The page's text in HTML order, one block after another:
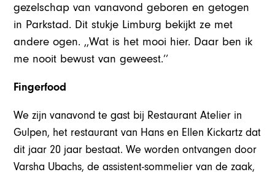
gezelschap van vanavond geboren en getogen
in Parkstad. Dit stukje Limburg bekijkt ze met
andere ogen. ,,Wat is het mooi hier. Daar ben ik
me nooit bewust van geweest.’’
Fingerfood
We zijn vanavond te gast bij Restaurant Atelier in
Gulpen, het restaurant van Hans en Ellen Kickartz dat
dit jaar 20 jaar bestaat. We worden ontvangen door
Varsha Ubachs, de assistent-sommelier van de zaak,